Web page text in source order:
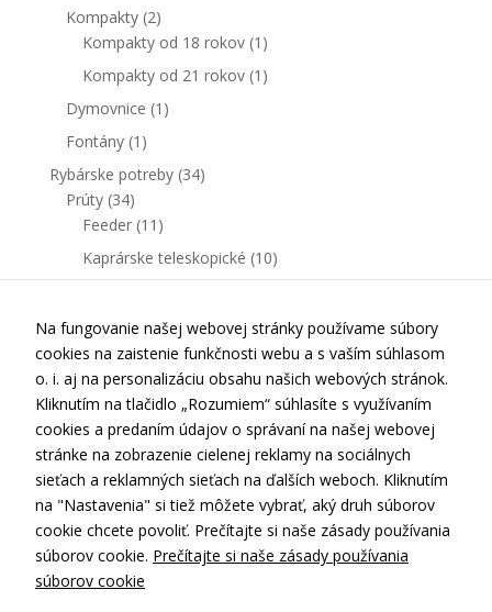
Kompakty (2)
Kompakty od 18 rokov (1)
Kompakty od 21 rokov (1)
Dymovnice (1)
Fontány (1)
Rybárske potreby (34)
Prúty (34)
Feeder (11)
Kaprárske teleskopické (10)
Kontakt
Doprava a platba
Obchodné podmienky
Ochrana osobných údajov
Na fungovanie našej webovej stránky používame súbory
cookies na zaistenie funkčnosti webu a s vaším súhlasom
o. i. aj na personalizáciu obsahu našich webových stránok.
Kliknutím na tlačidlo „Rozumiem“ súhlasíte s využívaním
cookies a predaním údajov o správaní na našej webovej
stránke na zobrazenie cielenej reklamy na sociálnych
sieťach a reklamných sieťach na ďalších weboch. Kliknutím
na "Nastavenia" si tiež môžete vybrať, aký druh súborov
cookie chcete povoliť. Prečítajte si naše zásady používania
súborov cookie. Prečítajte si naše zásady používania
súborov cookie